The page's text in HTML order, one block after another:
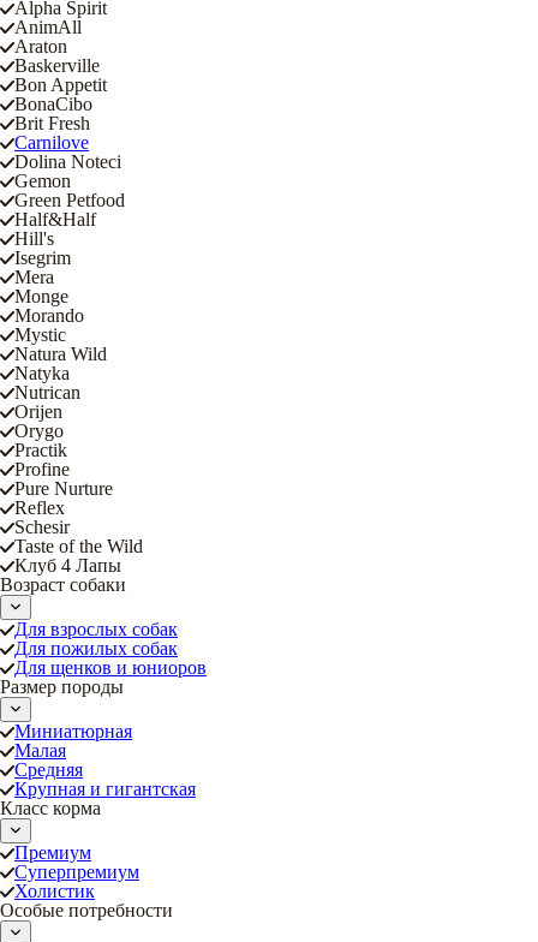
Alpha Spirit
AnimAll
Araton
Baskerville
Bon Appetit
BonaCibo
Brit Fresh
Carnilove
Dolina Noteci
Gemon
Green Petfood
Half&Half
Hill's
Isegrim
Mera
Monge
Morando
Mystic
Natura Wild
Natyka
Nutrican
Orijen
Orygo
Practik
Profine
Pure Nurture
Reflex
Schesir
Taste of the Wild
Клуб 4 Лапы
Возраст собаки
Для взрослых собак
Для пожилых собак
Для щенков и юниоров
Размер породы
Миниатюрная
Малая
Средняя
Крупная и гигантская
Класс корма
Премиум
Суперпремиум
Холистик
Особые потребности